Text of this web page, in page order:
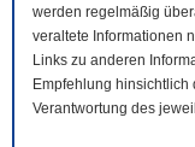
werden regelmäßig
veraltete Informationen
Links zu anderen
Empfehlung hinsichtlich
Verantwortung des